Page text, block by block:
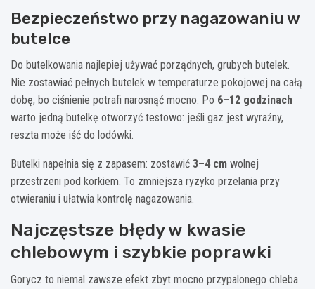
Bezpieczeństwo przy nagazowaniu w
butelce
Do butelkowania najlepiej używać porządnych, grubych butelek.
Nie zostawiać pełnych butelek w temperaturze pokojowej na całą
dobę, bo ciśnienie potrafi narosnąć mocno. Po 6–12 godzinach
warto jedną butelkę otworzyć testowo: jeśli gaz jest wyraźny,
reszta może iść do lodówki.
Butelki napełnia się z zapasem: zostawić 3–4 cm wolnej
przestrzeni pod korkiem. To zmniejsza ryzyko przelania przy
otwieraniu i ułatwia kontrolę nagazowania.
Najczęstsze błędy w kwasie
chlebowym i szybkie poprawki
Gorycz to niemal zawsze efekt zbyt mocno przypalonego chleba